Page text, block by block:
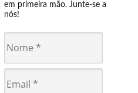
em primeira mão. Junte-se a
nós!